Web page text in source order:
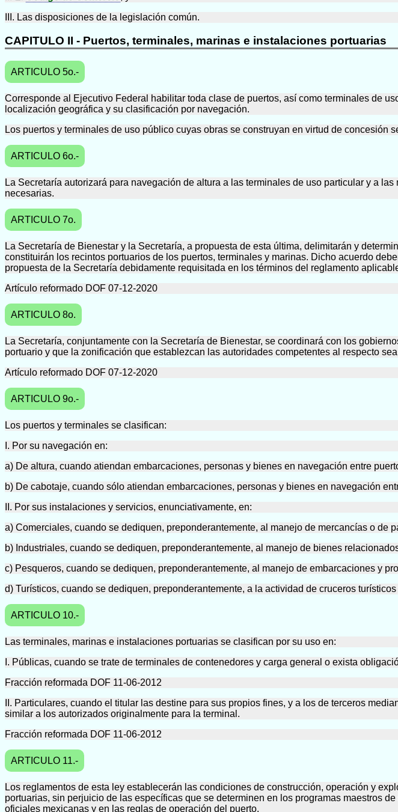
III. Las disposiciones de la legislación común.
CAPITULO II - Puertos, terminales, marinas e instalaciones portuarias
ARTICULO 5o.-
Corresponde al Ejecutivo Federal habilitar toda clase de puertos, así como terminales de
localización geográfica y su clasificación por navegación.
Los puertos y terminales de uso público cuyas obras se construyan en virtud de
ARTICULO 6o.-
La Secretaría autorizará para navegación de altura a las terminales de uso particular y a
necesarias.
ARTICULO 7o.
La Secretaría de Bienestar y la Secretaría, a propuesta de esta última, delimitarán y
constituirán los recintos portuarios de los puertos, terminales y marinas. Dicho acuerdo
propuesta de la Secretaría debidamente requisitada en los términos del reglamento
Artículo reformado DOF 07-12-2020
ARTICULO 8o.
La Secretaría, conjuntamente con la Secretaría de Bienestar, se coordinará con los
portuario y que la zonificación que establezcan las autoridades competentes al respecto
Artículo reformado DOF 07-12-2020
ARTICULO 9o.-
Los puertos y terminales se clasifican:
I. Por su navegación en:
a) De altura, cuando atiendan embarcaciones, personas y bienes en navegación entre
b) De cabotaje, cuando sólo atiendan embarcaciones, personas y bienes en navegación
II. Por sus instalaciones y servicios, enunciativamente, en:
a) Comerciales, cuando se dediquen, preponderantemente, al manejo de mercancías o de
b) Industriales, cuando se dediquen, preponderantemente, al manejo de bienes
c) Pesqueros, cuando se dediquen, preponderantemente, al manejo de embarcaciones y
d) Turísticos, cuando se dediquen, preponderantemente, a la actividad de cruceros turísticos
ARTICULO 10.-
Las terminales, marinas e instalaciones portuarias se clasifican por su uso en:
I. Públicas, cuando se trate de terminales de contenedores y carga general o exista
Fracción reformada DOF 11-06-2012
II. Particulares, cuando el titular las destine para sus propios fines, y a los de terceros
similar a los autorizados originalmente para la terminal.
Fracción reformada DOF 11-06-2012
ARTICULO 11.-
Los reglamentos de esta ley establecerán las condiciones de construcción, operación y
portuarias, sin perjuicio de las específicas que se determinen en los programas maestros
oficiales mexicanas y en las reglas de operación del puerto.